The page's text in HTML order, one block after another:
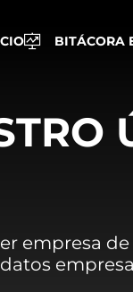
BITÁCORA
empresa